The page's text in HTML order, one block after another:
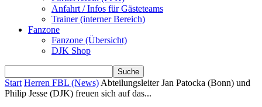
Anfahrt / Infos für Gästeteams
Trainer (interner Bereich)
Fanzone
Fanzone (Übersicht)
DJK Shop
Start Herren FBL (News) Abteilungsleiter Jan Patocka (Bonn) und
Philip Jesse (DJK) freuen sich auf das...